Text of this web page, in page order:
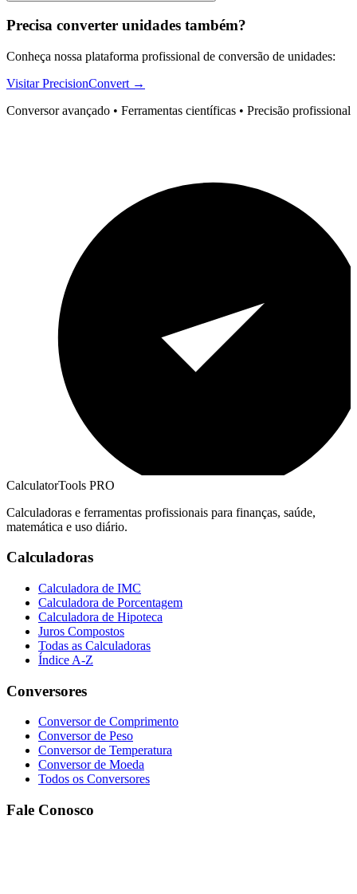
Precisa converter unidades também?
Conheça nossa plataforma profissional de conversão de unidades:
Visitar PrecisionConvert →
Conversor avançado • Ferramentas científicas • Precisão profissional
CalculatorTools PRO
Calculadoras e ferramentas profissionais para finanças, saúde,
matemática e uso diário.
Calculadoras
Calculadora de IMC
Calculadora de Porcentagem
Calculadora de Hipoteca
Juros Compostos
Todas as Calculadoras
Índice A-Z
Conversores
Conversor de Comprimento
Conversor de Peso
Conversor de Temperatura
Conversor de Moeda
Todos os Conversores
Fale Conosco